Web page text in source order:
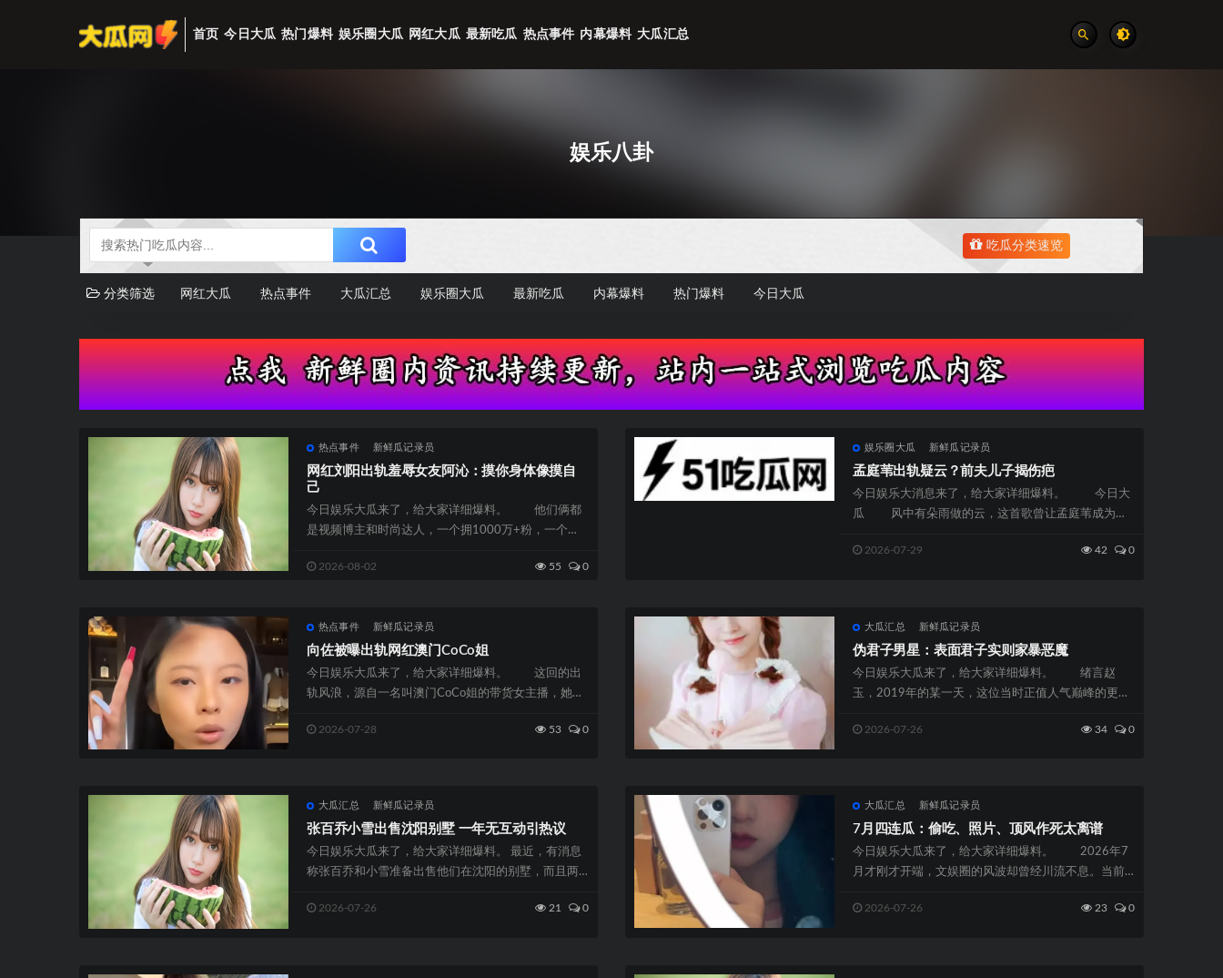
首页 今日大瓜 热门爆料 娱乐圈大瓜 网红大瓜 最新吃瓜 热点事件 内幕爆料 大瓜汇总
娱乐八卦
吃瓜分类速览
分类筛选 网红大瓜 热点事件 大瓜汇总 娱乐圈大瓜 最新吃瓜 内幕爆料 热门爆料 今日大瓜
热点事件 新鲜瓜记录员
网红刘阳出轨羞辱女友阿沁：摸你身体像摸自
己
今日娱乐大瓜来了，给大家详细爆料。 他们俩都
是视频博主和时尚达人，一个拥1000万+粉，一个
2026-08-02 55 0
娱乐圈大瓜 新鲜瓜记录员
孟庭苇出轨疑云？前夫儿子揭伤疤
今日娱乐大消息来了，给大家详细爆料。 今日大
瓜 风中有朵雨做的云，这首歌曾让孟庭苇成为无
2026-07-29 42 0
热点事件 新鲜瓜记录员
向佐被曝出轨网红澳门CoCo姐
今日娱乐大瓜来了，给大家详细爆料。 这回的出
轨风浪，源自一名叫澳门CoCo姐的带货女主播，她晒
2026-07-28 53 0
大瓜汇总 新鲜瓜记录员
伪君子男星：表面君子实则家暴恶魔
今日娱乐大瓜来了，给大家详细爆料。 绪言赵
玉，2019年的某一天，这位当时正值人气巅峰的更生
2026-07-26 34 0
大瓜汇总 新鲜瓜记录员
张百乔小雪出售沈阳别墅 一年无互动引热议
今日娱乐大瓜来了，给大家详细爆料。 最近，有消息
称张百乔和小雪准备出售他们在沈阳的别墅，而且两
2026-07-26 21 0
大瓜汇总 新鲜瓜记录员
7月四连瓜：偷吃、照片、顶风作死太离谱
今日娱乐大瓜来了，给大家详细爆料。 2026年7
月才刚才开端，文娱圈的风波却曾经川流不息。当前
2026-07-26 23 0